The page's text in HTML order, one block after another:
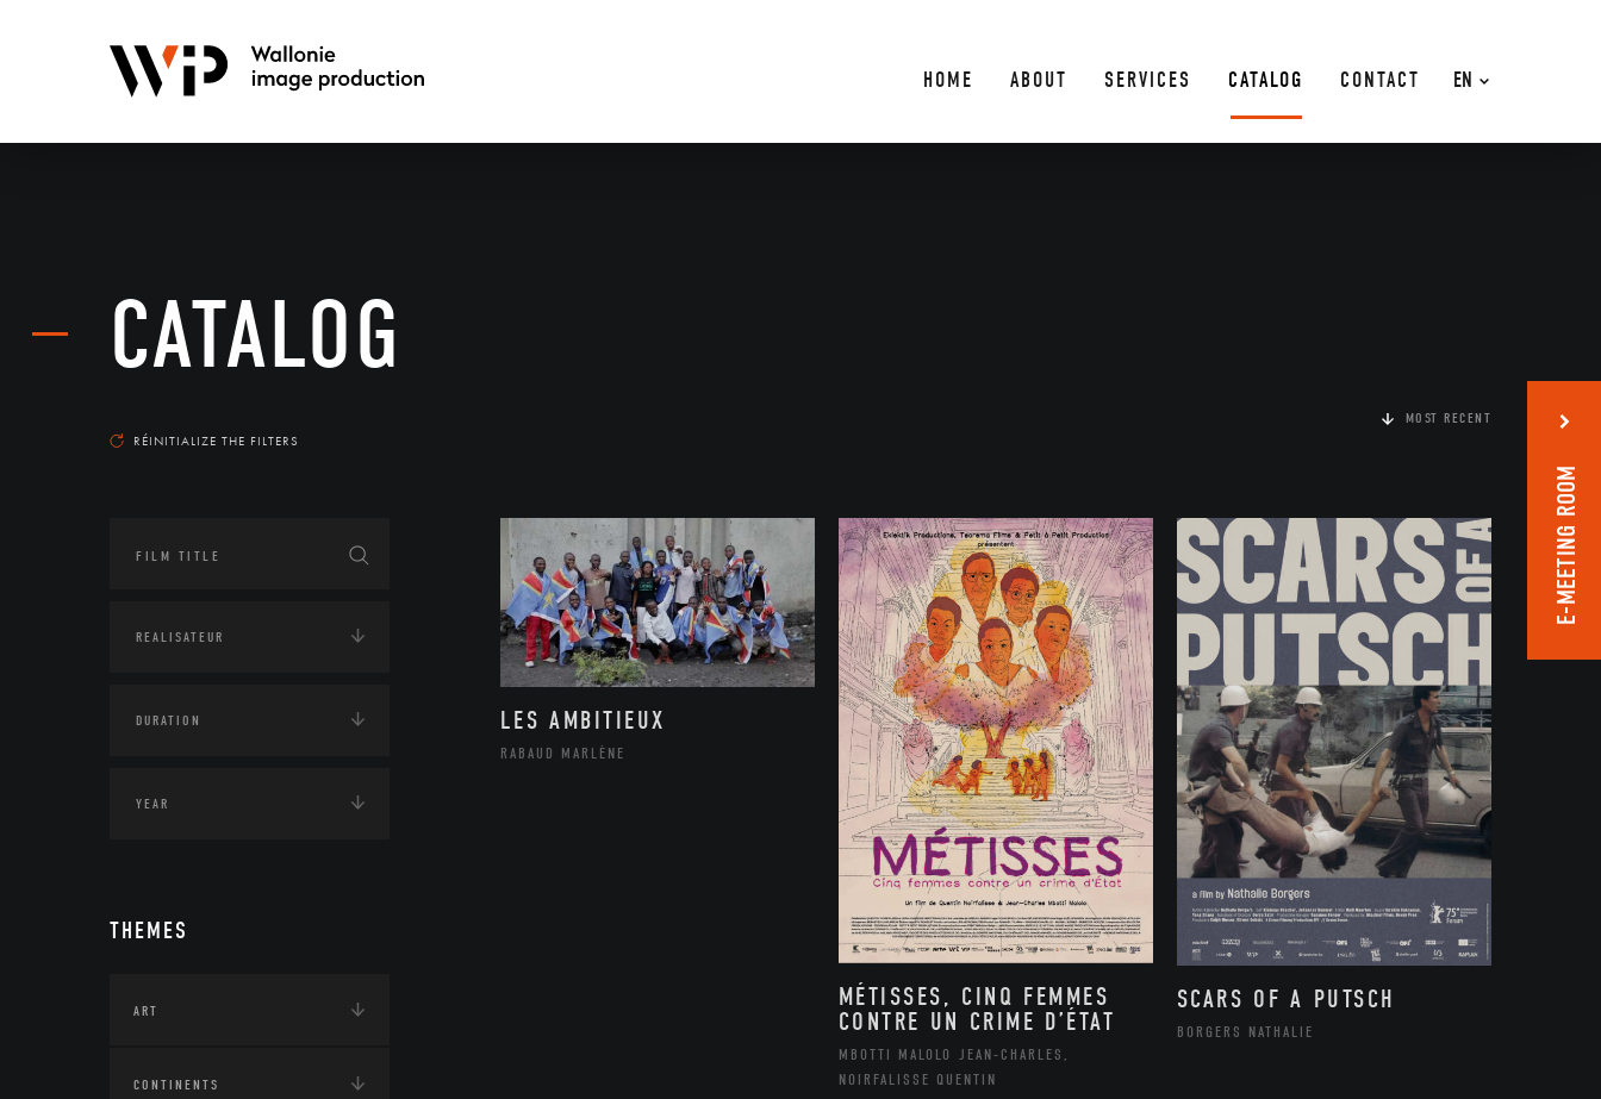
EN
HOME ABOUT SERVICES CATALOG CONTACT
CATALOG
RÉINITIALIZE THE FILTERS
THEMES
ART
CONTINENTS
MOST RECENT
LES AMBITIEUX
RABAUD MARLÈNE
MÉTISSES, CINQ FEMMES
CONTRE UN CRIME D’ÉTAT
MBOTTI MALOLO JEAN-CHARLES,
NOIRFALISSE QUENTIN
SCARS OF A PUTSCH
BORGERS NATHALIE
E-MEETING ROOM